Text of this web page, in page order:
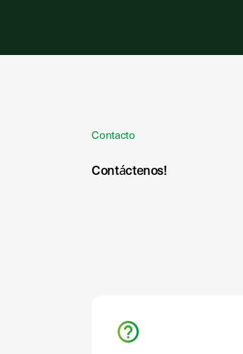
Contacto
Contáctenos!